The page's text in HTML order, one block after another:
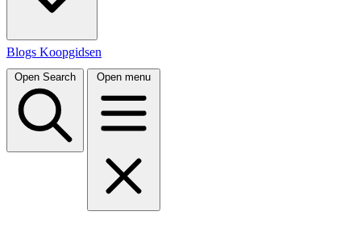
Blogs Koopgidsen
Open Search Open menu